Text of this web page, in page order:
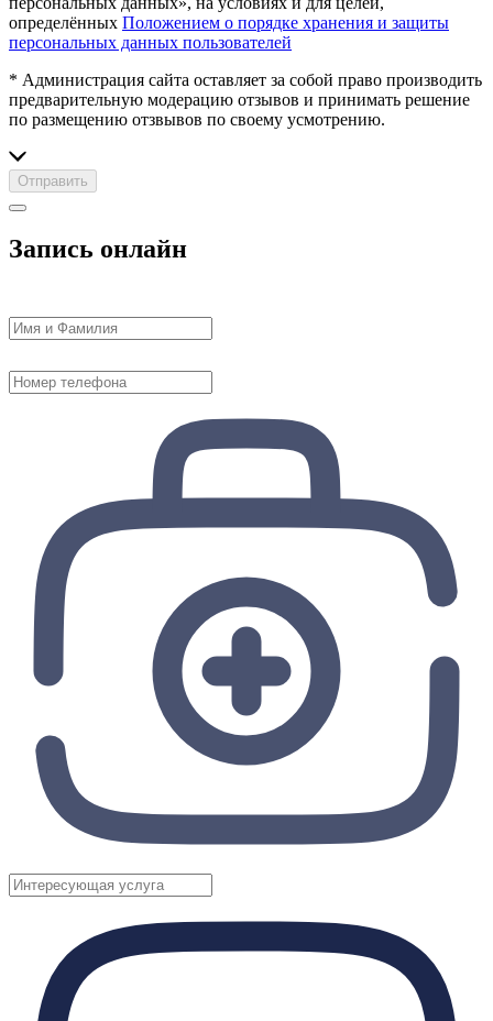
определённых Положением о порядке хранения и защиты
персональных данных пользователей
* Администрация сайта оставляет за собой право производить
предварительную модерацию отзывов и принимать решение
по размещению отзвывов по своему усмотрению.
Отправить
Запись онлайн